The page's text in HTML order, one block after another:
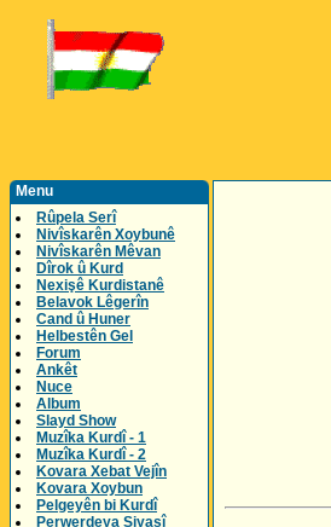
Menu
Rûpela Serî
Nivîskarên Xoybunê
Nivîskarên Mêvan
Dîrok û Kurd
Nexişê Kurdistanê
Belavok Lêgerîn
Cand û Huner
Helbestên Gel
Forum
Ankêt
Nuce
Album
Slayd Show
Muzîka Kurdî - 1
Muzîka Kurdî - 2
Kovara Xebat Vejîn
Kovara Xoybun
Pelgeyên bi Kurdî
Perwerdeya Siyasî
Loading... Tê